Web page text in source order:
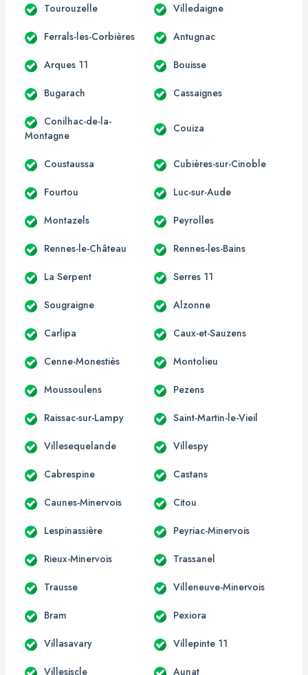
Tourouzelle Villedaigne
Ferrals-les-Corbières Antugnac
Arques 11 Bouisse
Bugarach Cassaignes
Conilhac-de-la-
Montagne
Couiza
Coustaussa Cubières-sur-Cinoble
Fourtou Luc-sur-Aude
Montazels Peyrolles
Rennes-le-Château Rennes-les-Bains
La Serpent Serres 11
Sougraigne Alzonne
Carlipa Caux-et-Sauzens
Cenne-Monestiès Montolieu
Moussoulens Pezens
Raissac-sur-Lampy Saint-Martin-le-Vieil
Villesequelande Villespy
Cabrespine Castans
Caunes-Minervois Citou
Lespinassière Peyriac-Minervois
Rieux-Minervois Trassanel
Trausse Villeneuve-Minervois
Bram Pexiora
Villasavary Villepinte 11
Villesiscle Aunat